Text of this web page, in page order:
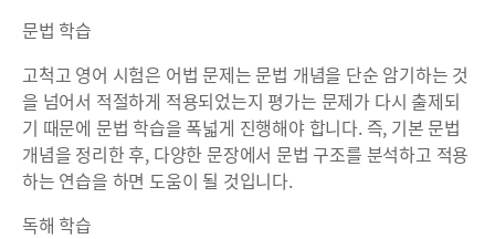
문법 학습
고척고 영어 시험은 어법 문제는 문법 개념을 단순 암기하는 것
을 넘어서 적절하게 적용되었는지 평가는 문제가 다시 출제되
기 때문에 문법 학습을 폭넓게 진행해야 합니다. 즉, 기본 문법
개념을 정리한 후, 다양한 문장에서 문법 구조를 분석하고 적용
하는 연습을 하면 도움이 될 것입니다.
독해 학습